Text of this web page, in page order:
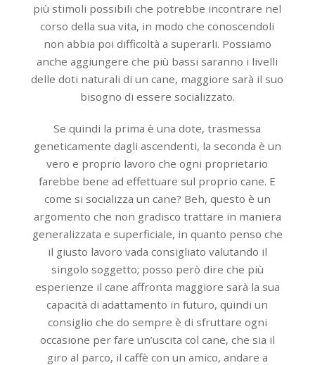
più stimoli possibili che potrebbe incontrare nel
corso della sua vita, in modo che conoscendoli
non abbia poi difficoltà a superarli. Possiamo
anche aggiungere che più bassi saranno i livelli
delle doti naturali di un cane, maggiore sarà il suo
bisogno di essere socializzato.
Se quindi la prima è una dote, trasmessa
geneticamente dagli ascendenti, la seconda è un
vero e proprio lavoro che ogni proprietario
farebbe bene ad effettuare sul proprio cane. E
come si socializza un cane? Beh, questo è un
argomento che non gradisco trattare in maniera
generalizzata e superficiale, in quanto penso che
il giusto lavoro vada consigliato valutando il
singolo soggetto; posso però dire che più
esperienze il cane affronta maggiore sarà la sua
capacità di adattamento in futuro, quindi un
consiglio che do sempre è di sfruttare ogni
occasione per fare un’uscita col cane, che sia il
giro al parco, il caffè con un amico, andare a